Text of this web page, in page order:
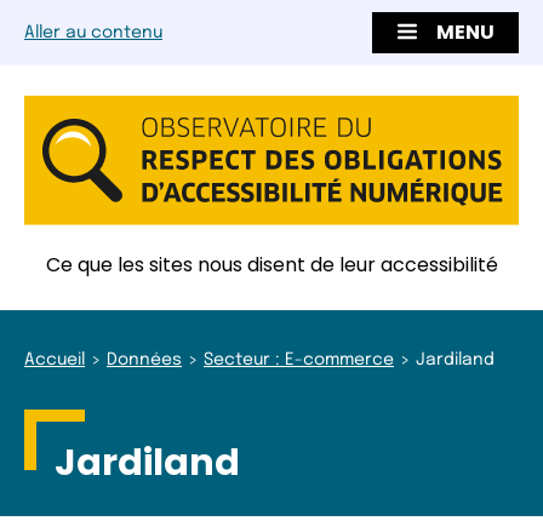
Aller au contenu MENU
Ce que les sites nous disent de leur accessibilité
Accueil Données Secteur : E-commerce Jardiland
Jardiland